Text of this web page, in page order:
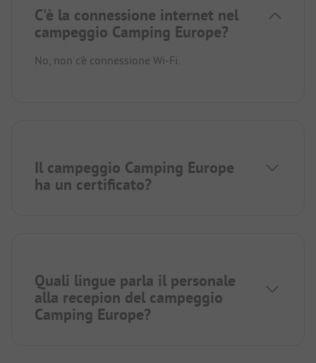
C'è la connessione internet nel
campeggio Camping Europe?
No, non c'è connessione Wi-Fi.
Il campeggio Camping Europe
ha un certificato?
Quali lingue parla il personale
alla recepion del campeggio
Camping Europe?